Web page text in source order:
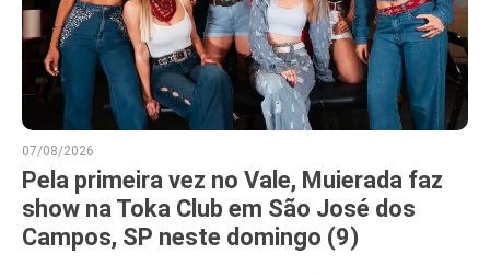
07/08/2026
Pela primeira vez no Vale, Muierada faz
show na Toka Club em São José dos
Campos, SP neste domingo (9)